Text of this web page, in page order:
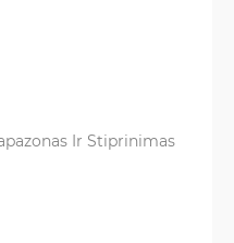
Ir Stiprinimas